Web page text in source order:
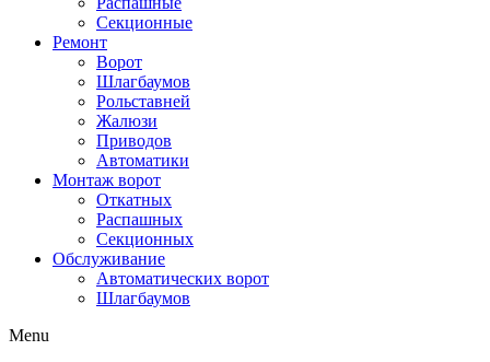
Секционные
Ремонт
Ворот
Шлагбаумов
Рольставней
Жалюзи
Приводов
Автоматики
Монтаж ворот
Откатных
Распашных
Секционных
Обслуживание
Автоматических ворот
Шлагбаумов
Menu